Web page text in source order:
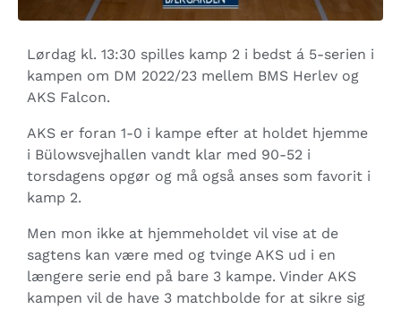
Lørdag kl. 13:30 spilles kamp 2 i bedst á 5-serien i
kampen om DM 2022/23 mellem BMS Herlev og
AKS Falcon.
AKS er foran 1-0 i kampe efter at holdet hjemme
i Bülowsvejhallen vandt klar med 90-52 i
torsdagens opgør og må også anses som favorit i
kamp 2.
Men mon ikke at hjemmeholdet vil vise at de
sagtens kan være med og tvinge AKS ud i en
længere serie end på bare 3 kampe. Vinder AKS
kampen vil de have 3 matchbolde for at sikre sig